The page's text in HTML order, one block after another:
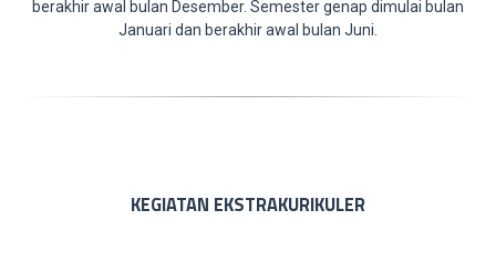
berakhir awal bulan Desember. Semester genap dimulai bulan
Januari dan berakhir awal bulan Juni.
KEGIATAN EKSTRAKURIKULER